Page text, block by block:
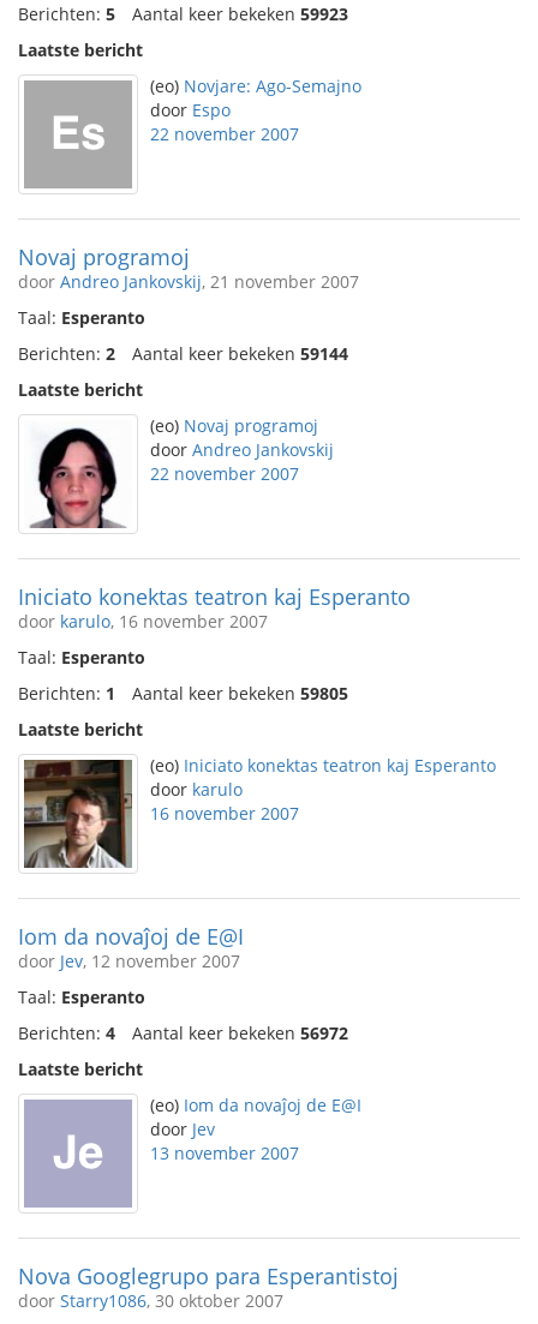
Berichten: 5 Aantal keer bekeken 59923
Laatste bericht
(eo) Novjare: Ago-Semajno
door Espo
22 november 2007
Novaj programoj
door Andreo Jankovskij, 21 november 2007
Taal: Esperanto
Berichten: 2 Aantal keer bekeken 59144
Laatste bericht
(eo) Novaj programoj
door Andreo Jankovskij
22 november 2007
Iniciato konektas teatron kaj Esperanto
door karulo, 16 november 2007
Taal: Esperanto
Berichten: 1 Aantal keer bekeken 59805
Laatste bericht
(eo) Iniciato konektas teatron kaj Esperanto
door karulo
16 november 2007
Iom da novaĵoj de E@I
door Jev, 12 november 2007
Taal: Esperanto
Berichten: 4 Aantal keer bekeken 56972
Laatste bericht
(eo) Iom da novaĵoj de E@I
door Jev
13 november 2007
Nova Googlegrupo para Esperantistoj
door Starry1086, 30 oktober 2007